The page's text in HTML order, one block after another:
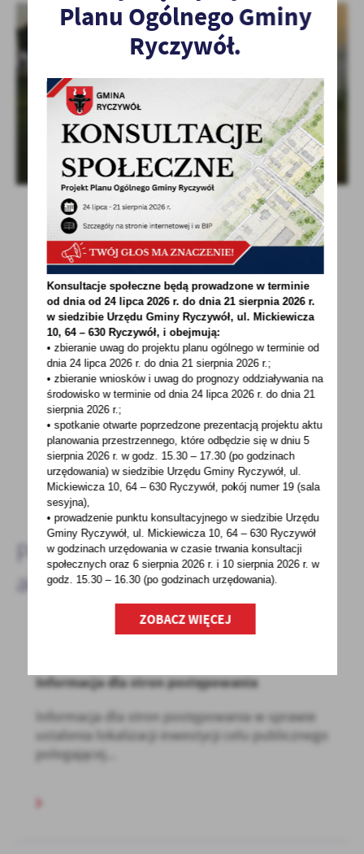
POWRÓT UDOSTĘPNIJ
POPRZEDNI NASTĘPNY
Spodobała Ci się informacja? Zostaw nam swoją opinię
- to dla Ciebie staramy się być najlepsi, a Twoje zdanie
bardzo nam w tym pomoże!
DODAJ KOMENTARZ
Pozostałe
aktualności
Informacja dla stron postępowania
Informacja dla stron postępowania w sprawie
ustalenia lokalizacji inwestycji celu publicznego
polegającej...
Planu Ogólnego Gminy
Ryczywół.
Konsultacje społeczne będą prowadzone w terminie
od dnia od 24 lipca 2026 r. do dnia 21 sierpnia 2026 r.
w siedzibie Urzędu Gminy Ryczywół, ul. Mickiewicza
10, 64 – 630 Ryczywół, i obejmują:
• zbieranie uwag do projektu planu ogólnego w terminie od
dnia 24 lipca 2026 r. do dnia 21 sierpnia 2026 r.;
• zbieranie wniosków i uwag do prognozy oddziaływania na
środowisko w terminie od dnia 24 lipca 2026 r. do dnia 21
sierpnia 2026 r.;
• spotkanie otwarte poprzedzone prezentacją projektu aktu
planowania przestrzennego, które odbędzie się w dniu 5
sierpnia 2026 r.w godz. 15.30 – 17.30 (po godzinach
urzędowania) w siedzibie Urzędu Gminy Ryczywół, ul.
Mickiewicza 10, 64 – 630 Ryczywół, pokójnumer 19 (sala
sesyjna),
• prowadzenie punktu konsultacyjnego w siedzibie Urzędu
Gminy Ryczywół, ul. Mickiewicza 10, 64 – 630 Ryczywół
w godzinachurzędowania w czasie trwania konsultacji
społecznych oraz 6 sierpnia 2026 r. i 10 sierpnia 2026 r. w
godz. 15.30 – 16.30 (po godzinachurzędowania).
ZOBACZ WIĘCEJ